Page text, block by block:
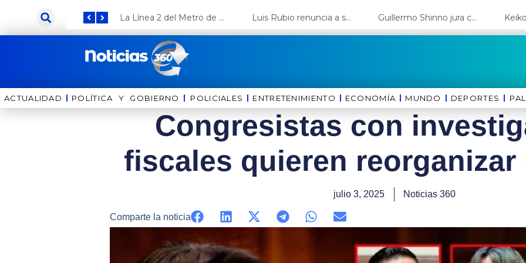
contenido
La Línea 2 del Metro de Lima y el Ramal 4 alcanzan un avance del 80% Luis Rubio renuncia a su candidatura a Lima y deja el camino libre a López Aliaga Guillermo Shinno jura como ministro de Energía y Minas
ACTUALIDAD POLÍTICA Y GOBIERNO ⁠⁠POLICIALES ENTRETENIMIENTO ECONOMÍA MUNDO DEPORTES
Congresistas con
fiscales quieren reorganizar
julio 3, 2025 Noticias 360
Comparte la noticia